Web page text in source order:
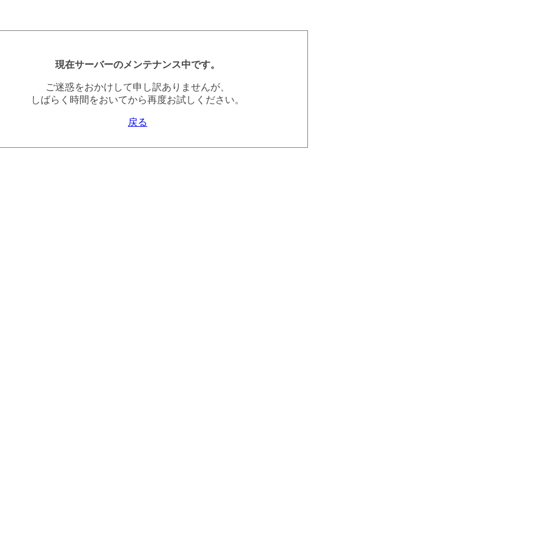
現在サーバーのメンテナンス中です。
ご迷惑をおかけして申し訳ありませんが、
しばらく時間をおいてから再度お試しください。
戻る